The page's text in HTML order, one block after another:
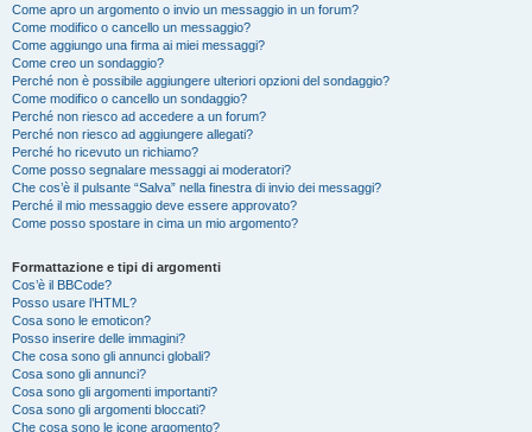
Come apro un argomento o invio un messaggio in un forum?
Come modifico o cancello un messaggio?
Come aggiungo una firma ai miei messaggi?
Come creo un sondaggio?
Perché non è possibile aggiungere ulteriori opzioni del sondaggio?
Come modifico o cancello un sondaggio?
Perché non riesco ad accedere a un forum?
Perché non riesco ad aggiungere allegati?
Perché ho ricevuto un richiamo?
Come posso segnalare messaggi ai moderatori?
Che cos’è il pulsante “Salva” nella finestra di invio dei messaggi?
Perché il mio messaggio deve essere approvato?
Come posso spostare in cima un mio argomento?
Formattazione e tipi di argomenti
Cos’è il BBCode?
Posso usare l’HTML?
Cosa sono le emoticon?
Posso inserire delle immagini?
Che cosa sono gli annunci globali?
Cosa sono gli annunci?
Cosa sono gli argomenti importanti?
Cosa sono gli argomenti bloccati?
Che cosa sono le icone argomento?